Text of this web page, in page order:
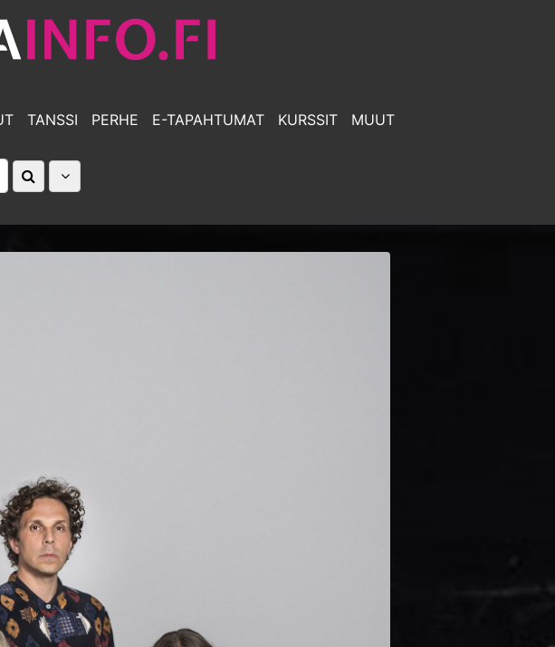
TANSSI PERHE E-TAPAHTUMAT KURSSIT MUUT